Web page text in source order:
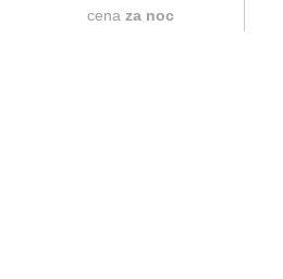
cena za noc